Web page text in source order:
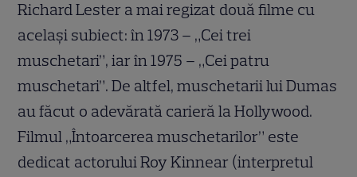
Richard Lester a mai regizat două filme cu
acelaşi subiect: în 1973 – „Cei trei
muschetari”, iar în 1975 – „Cei patru
muschetari”. De altfel, muschetarii lui Dumas
au făcut o adevărată carieră la Hollywood.
Filmul „Întoarcerea muschetarilor” este
dedicat actorului Roy Kinnear (interpretul